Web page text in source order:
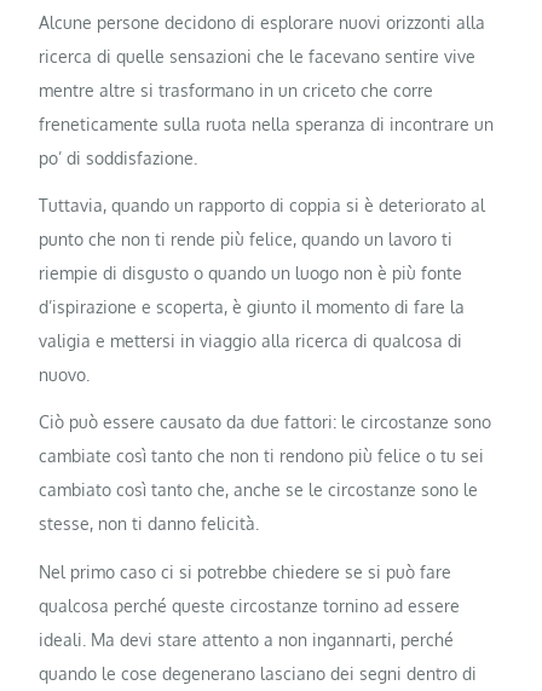
Alcune persone decidono di esplorare nuovi orizzonti alla
ricerca di quelle sensazioni che le facevano sentire vive
mentre altre si trasformano in un criceto che corre
freneticamente sulla ruota nella speranza di incontrare un
po’ di soddisfazione.
Tuttavia, quando un rapporto di coppia si è deteriorato al
punto che non ti rende più felice, quando un lavoro ti
riempie di disgusto o quando un luogo non è più fonte
d’ispirazione e scoperta, è giunto il momento di fare la
valigia e mettersi in viaggio alla ricerca di qualcosa di
nuovo.
Ciò può essere causato da due fattori: le circostanze sono
cambiate così tanto che non ti rendono più felice o tu sei
cambiato così tanto che, anche se le circostanze sono le
stesse, non ti danno felicità.
Nel primo caso ci si potrebbe chiedere se si può fare
qualcosa perché queste circostanze tornino ad essere
ideali. Ma devi stare attento a non ingannarti, perché
quando le cose degenerano lasciano dei segni dentro di